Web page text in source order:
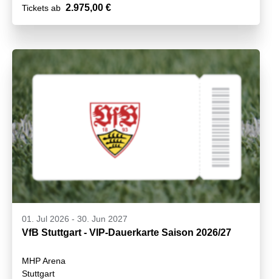
Tickets ab 2.975,00 €
01. Jul 2026 - 30. Jun 2027
VfB Stuttgart - VIP-Dauerkarte Saison 2026/27
MHP Arena
Stuttgart